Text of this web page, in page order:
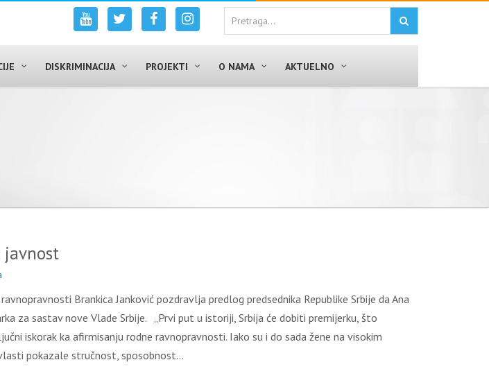
DISKRIMINACIJA PROJEKTI O NAMA AKTUELNO
javnost
Brankica Janković pozdravlja predlog predsednika Republike Srbije da Ana
za sastav nove Vlade Srbije. „Prvi put u istoriji, Srbija će dobiti premijerku, što
iskorak ka afirmisanju rodne ravnopravnosti. Iako su i do sada žene na visokim
pokazale stručnost, sposobnost…